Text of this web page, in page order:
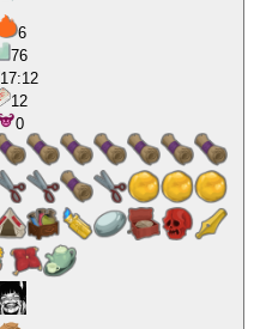
6
76
17:12
12
0